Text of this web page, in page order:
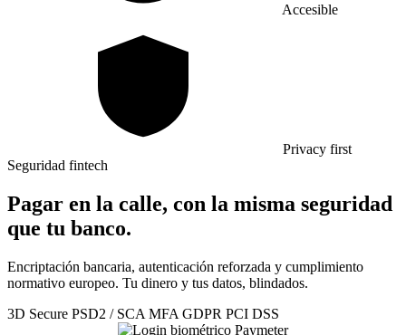
Accesible
Privacy first
Seguridad fintech
Pagar en la calle, con la misma seguridad
que tu banco.
Encriptación bancaria, autenticación reforzada y cumplimiento
normativo europeo. Tu dinero y tus datos, blindados.
3D Secure PSD2 / SCA MFA GDPR PCI DSS